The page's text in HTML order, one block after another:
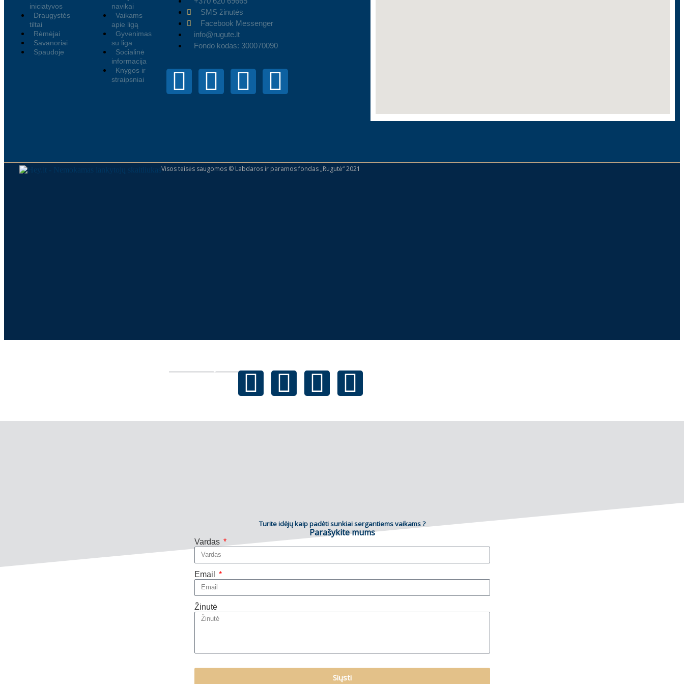
iniciatyvos
Draugystės
tiltai
Rėmėjai
Savanoriai
Spaudoje
navikai
Vaikams
apie ligą
Gyvenimas
su liga
Socialinė
informacija
Knygos ir
straipsniai
SMS žinutės
Facebook Messenger
info@rugute.lt
Fondo kodas: 300070090
Visos teisės saugomos © Labdaros ir paramos fondas „Rugutė“ 2021
Turite idėjų kaip padėti sunkiai sergantiems vaikams ?
Parašykite mums
Vardas
Email
Žinutė
Siųsti